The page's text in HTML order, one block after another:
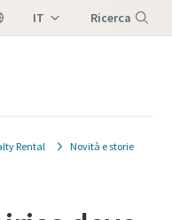
IT Ricerca
Rental Novità e storie